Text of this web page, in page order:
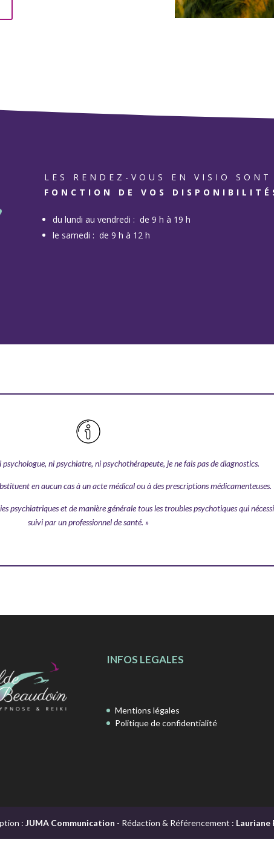
LES RENDEZ-VOUS EN VISIO SONT
FONCTION DE VOS
du lundi au vendredi : de 9 h à 19 h
le samedi : de 9 h à 12 h
psychologue, ni psychiatre, ni psychothérapeute, je ne fais pas de diagnostics.
en aucun cas à un acte médical ou à des prescriptions médicamenteuses.
psychiatriques et de manière générale tous les troubles psychotiques qui
suivi par un professionnel de santé. »
INFOS LEGALES
Mentions légales
Politique de confidentialité
:JUMA Communication - Rédaction & Référencement : Lauriane